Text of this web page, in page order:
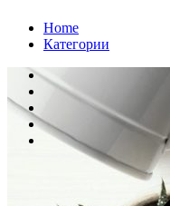
ПерейтиHome
Категории